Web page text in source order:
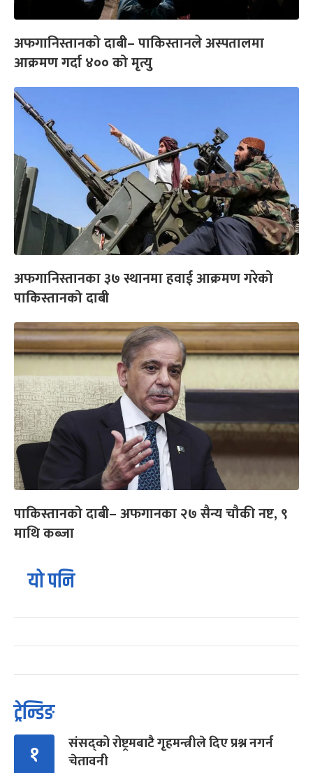
अफगानिस्तानको दाबी– पाकिस्तानले अस्पतालमा
आक्रमण गर्दा ४०० को मृत्यु
अफगानिस्तानका ३७ स्थानमा हवाई आक्रमण गरेको
पाकिस्तानको दाबी
पाकिस्तानको दाबी– अफगानका २७ सैन्य चौकी नष्ट, ९
माथि कब्जा
यो पनि
ट्रेन्डिङ
१
संसद्को रोष्ट्रमबाटै गृहमन्त्रीले दिए प्रश्न नगर्न
चेतावनी